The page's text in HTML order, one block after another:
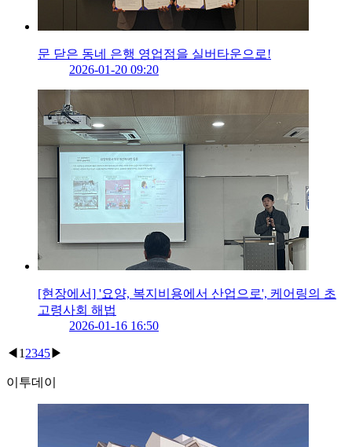
문 닫은 동네 은행 영업점을 실버타운으로!
2026-01-20 09:20
[현장에서] '요양, 복지비용에서 산업으로', 케어링의 초
고령사회 해법
2026-01-16 16:50
◀ 1 2345▶
이투데이